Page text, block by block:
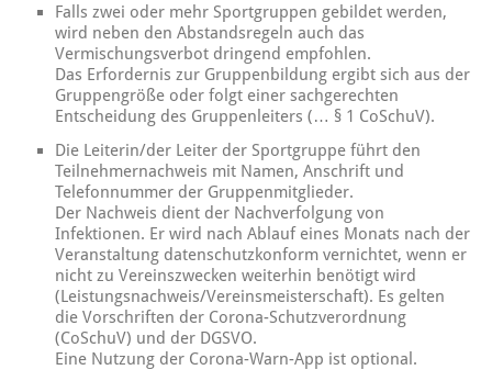
Falls zwei oder mehr Sportgruppen gebildet werden,
wird neben den Abstandsregeln auch das
Vermischungsverbot dringend empfohlen.
Das Erfordernis zur Gruppenbildung ergibt sich aus der
Gruppengröße oder folgt einer sachgerechten
Entscheidung des Gruppenleiters (… § 1 CoSchuV).
Die Leiterin/der Leiter der Sportgruppe führt den
Teilnehmernachweis mit Namen, Anschrift und
Telefonnummer der Gruppenmitglieder.
Der Nachweis dient der Nachverfolgung von
Infektionen. Er wird nach Ablauf eines Monats nach der
Veranstaltung datenschutzkonform vernichtet, wenn er
nicht zu Vereinszwecken weiterhin benötigt wird
(Leistungsnachweis/Vereinsmeisterschaft). Es gelten
die Vorschriften der Corona-Schutzverordnung
(CoSchuV) und der DGSVO.
Eine Nutzung der Corona-Warn-App ist optional.